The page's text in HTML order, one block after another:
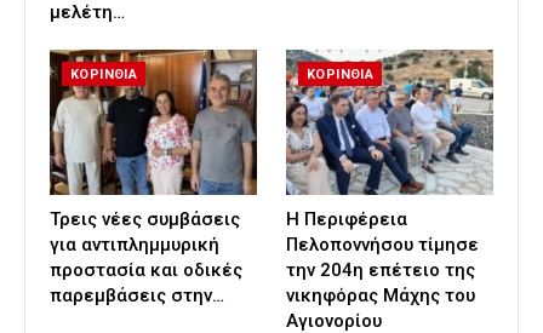
μελέτη…
ΚΟΡΙΝΘΙΑ
Τρεις νέες συμβάσεις
για αντιπλημμυρική
προστασία και οδικές
παρεμβάσεις στην…
ΚΟΡΙΝΘΙΑ
Η Περιφέρεια
Πελοποννήσου τίμησε
την 204η επέτειο της
νικηφόρας Μάχης του
Αγιονορίου